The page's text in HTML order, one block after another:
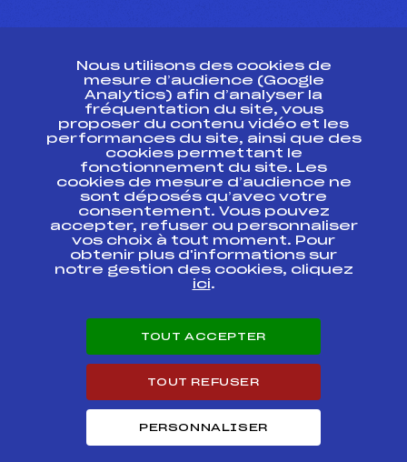
ESPACE PRESSE
Ressources
Pass’Neige
Projet sportif fédéral
Projet de performance fédéral
Antidopage
Pôle Développement, Formation, Suivi
Scientifique
Listes ministérielles
Pôle vie de l’athlète
Carrières
Nous utilisons des cookies de
mesure d’audience (Google
Analytics) afin d’analyser la
fréquentation du site, vous
proposer du contenu vidéo et les
performances du site, ainsi que des
cookies permettant le
fonctionnement du site. Les
cookies de mesure d’audience ne
sont déposés qu’avec votre
consentement. Vous pouvez
accepter, refuser ou personnaliser
vos choix à tout moment. Pour
obtenir plus d'informations sur
notre gestion des cookies, cliquez
ici.
TOUT ACCEPTER
TOUT REFUSER
PERSONNALISER